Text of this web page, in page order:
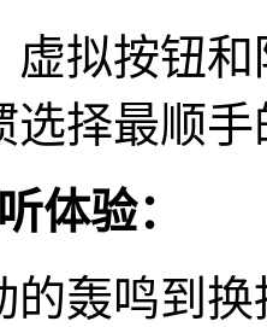
虚拟按钮
选择最顺
体验：
的轰鸣到